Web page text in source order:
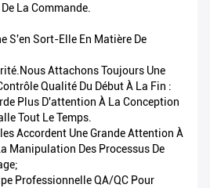
La Commande.
S'en Sort-Elle En Matière De
Attachons Toujours Une
Qualité Du Début À La Fin :
Plus D'attention À La Conception
Tout Le Temps.
Accordent Une Grande Attention À
Manipulation Des Processus De
Professionnelle QA/QC Pour